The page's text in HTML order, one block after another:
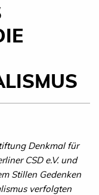
Denkmal für
CSD e.V. und
Stillen Gedenken
verfolgten